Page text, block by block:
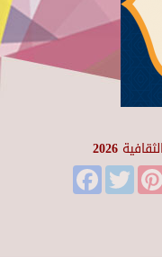
2026
Facebook